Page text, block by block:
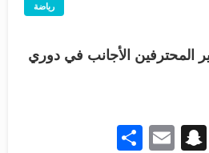
رياضة
المحترفين الأجانب في دوري
Viber
Snapchat
Email